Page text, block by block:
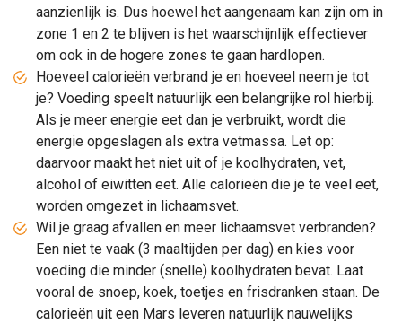
aanzienlijk is. Dus hoewel het aangenaam kan zijn om in
zone 1 en 2 te blijven is het waarschijnlijk effectiever
om ook in de hogere zones te gaan hardlopen.
Hoeveel calorieën verbrand je en hoeveel neem je tot
je? Voeding speelt natuurlijk een belangrijke rol hierbij.
Als je meer energie eet dan je verbruikt, wordt die
energie opgeslagen als extra vetmassa. Let op:
daarvoor maakt het niet uit of je koolhydraten, vet,
alcohol of eiwitten eet. Alle calorieën die je te veel eet,
worden omgezet in lichaamsvet.
Wil je graag afvallen en meer lichaamsvet verbranden?
Een niet te vaak (3 maaltijden per dag) en kies voor
voeding die minder (snelle) koolhydraten bevat. Laat
vooral de snoep, koek, toetjes en frisdranken staan. De
calorieën uit een Mars leveren natuurlijk nauwelijks